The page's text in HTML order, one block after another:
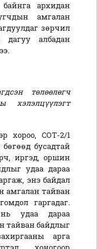
архидан
амгалан
зөрчил
албадан
төлөөлөгч
хэлэлцүүлэгт
хороо, СОТ-2/1
бусадтай
иргэд, оршин
удаа дараа
энэ байдал
амгалан тайван
гаргадаг.
удаа дараа
тайван байдлыг
арга